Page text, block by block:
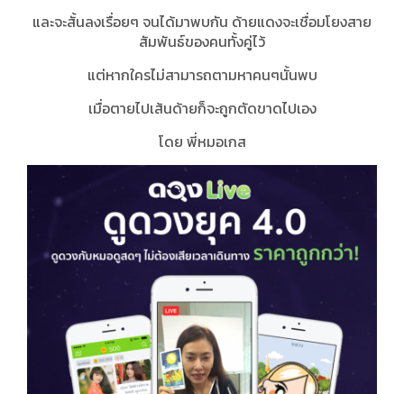
และจะสั้นลงเรื่อยๆ จนได้มาพบกัน ด้ายแดงจะเชื่อมโยงสาย
สัมพันธ์ของคนทั้งคู่​ไว้
แต่หากใครไม่สามารถตามหาคนๆนั้นพบ
เมื่อตายไปเส้นด้ายก็จะถูกตัดขาดไปเอง
โดย พี่หมอเกส